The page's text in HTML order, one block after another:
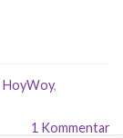
HoyWoy,
1 Kommentar